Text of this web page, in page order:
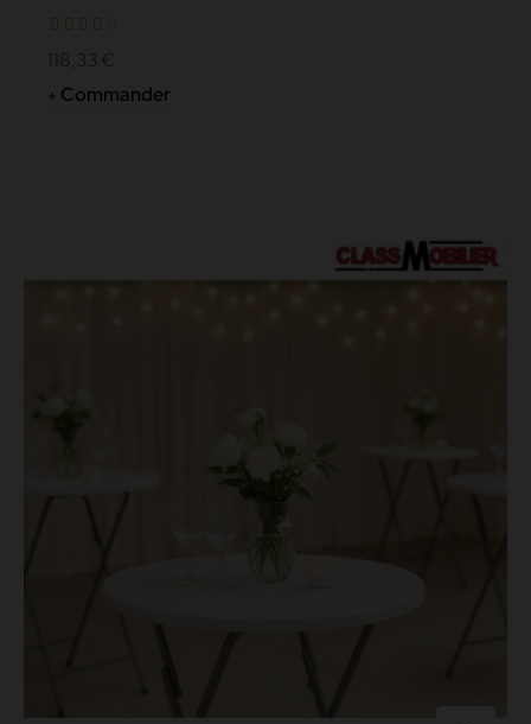
Commander